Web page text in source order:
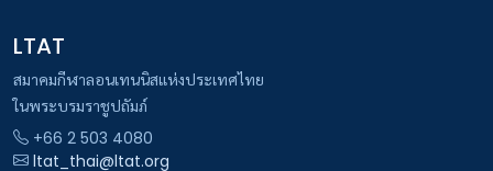
LTAT
สมาคมกีฬาลอนเทนนิสแห่งประเทศไทย
ในพระบรมราชูปถัมภ์
+66 2 503 4080
ltat_thai@ltat.org